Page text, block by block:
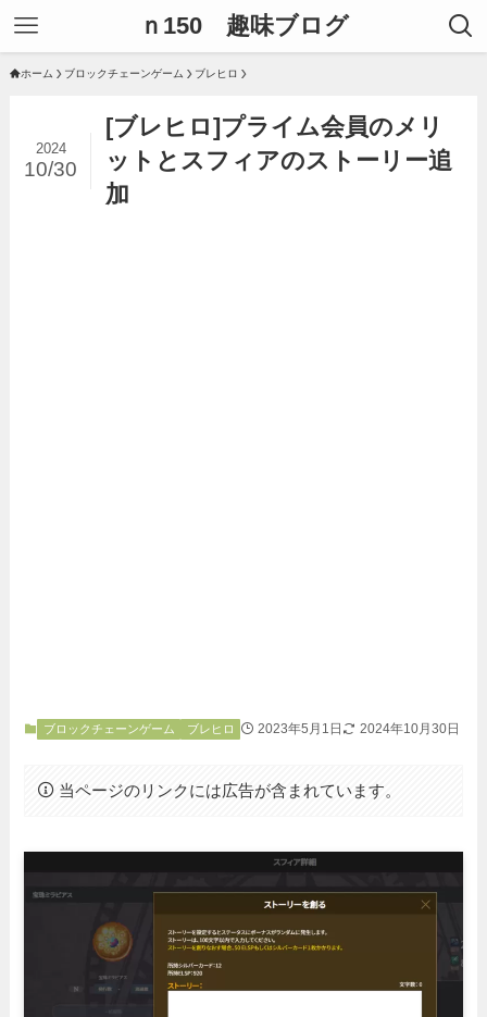
ｎ150 趣味ブログ
ホーム ブロックチェーンゲーム ブレヒロ
[ブレヒロ]プライム会員のメリ
ットとスフィアのストーリー追
加
2024
10/30
ブロックチェーンゲーム ブレヒロ 2023年5月1日 2024年10月30日
当ページのリンクには広告が含まれています。